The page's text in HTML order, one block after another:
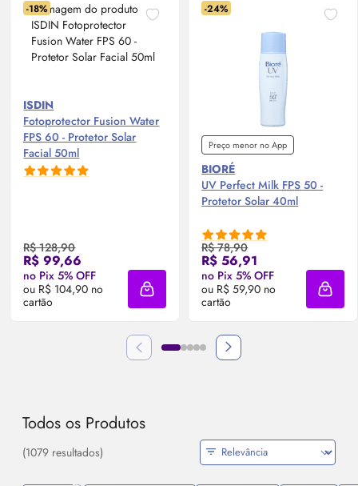
-18%
ISDIN
Fotoprotector Fusion Water
FPS 60 - Protetor Solar
Facial 50ml
R$ 128,90
R$ 99,66
no Pix 5% OFF
ou R$ 104,90 no
cartão
Adicionar à sacola
-24%
Preço menor no App
BIORÉ
UV Perfect Milk FPS 50 -
Protetor Solar 40ml
R$ 78,90
R$ 56,91
no Pix 5% OFF
ou R$ 59,90 no
cartão
Todos os Produtos
(1079 resultados)